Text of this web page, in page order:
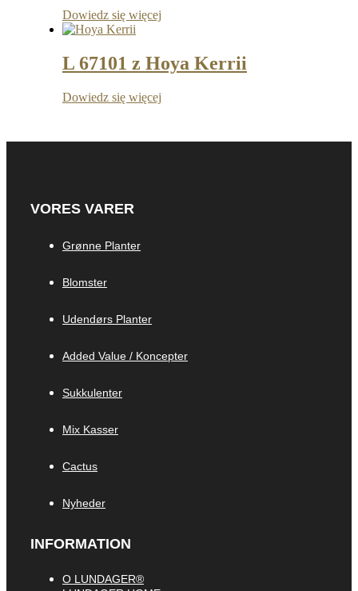
Dowiedz się więcej
L 67101 z Hoya Kerrii
Dowiedz się więcej
VORES VARER
Grønne Planter
Blomster
Udendørs Planter
Added Value / Koncepter
Sukkulenter
Mix Kasser
Cactus
Nyheder
INFORMATION
O LUNDAGER®